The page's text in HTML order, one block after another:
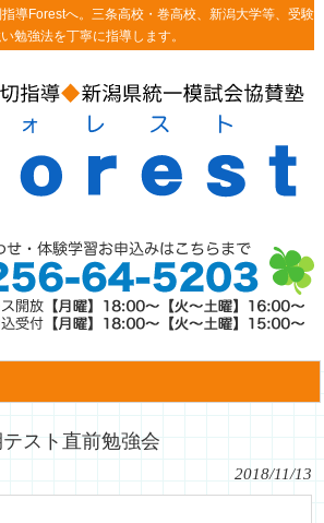
導Forestへ。三条高校・巻高校、新潟大学等、受験
勉強法を丁寧に指導します。
スト直前勉強会
2018/11/13